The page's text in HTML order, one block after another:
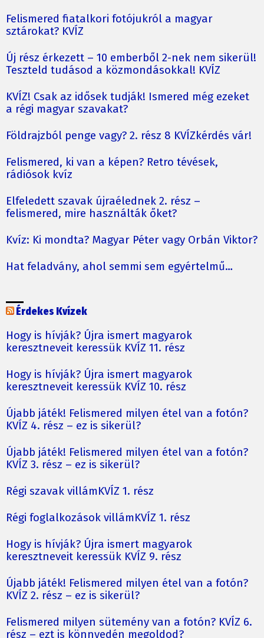
Felismered fiatalkori fotójukról a magyar
sztárokat? KVÍZ
Új rész érkezett – 10 emberből 2-nek nem sikerül!
Teszteld tudásod a közmondásokkal! KVÍZ
KVÍZ! Csak az idősek tudják! Ismered még ezeket
a régi magyar szavakat?
Földrajzból penge vagy? 2. rész 8 KVÍZkérdés vár!
Felismered, ki van a képen? Retro tévések,
rádiósok kvíz
Elfeledett szavak újraélednek 2. rész –
felismered, mire használták őket?
Kvíz: Ki mondta? Magyar Péter vagy Orbán Viktor?
Hat feladvány, ahol semmi sem egyértelmű…
Érdekes Kvízek
Hogy is hívják? Újra ismert magyarok
keresztneveit keressük KVÍZ 11. rész
Hogy is hívják? Újra ismert magyarok
keresztneveit keressük KVÍZ 10. rész
Újabb játék! Felismered milyen étel van a fotón?
KVÍZ 4. rész – ez is sikerül?
Újabb játék! Felismered milyen étel van a fotón?
KVÍZ 3. rész – ez is sikerül?
Régi szavak villámKVÍZ 1. rész
Régi foglalkozások villámKVÍZ 1. rész
Hogy is hívják? Újra ismert magyarok
keresztneveit keressük KVÍZ 9. rész
Újabb játék! Felismered milyen étel van a fotón?
KVÍZ 2. rész – ez is sikerül?
Felismered milyen sütemény van a fotón? KVÍZ 6.
rész – ezt is könnyedén megoldod?